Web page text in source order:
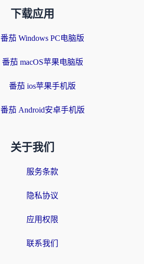
下载应用
番茄 Windows PC电脑版
番茄 macOS苹果电脑版
番茄 ios苹果手机版
番茄 Android安卓手机版
关于我们
服务条款
隐私协议
应用权限
联系我们